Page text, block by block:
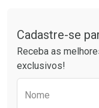
Cadastre-se
Receba as
exclusivos!
Nome